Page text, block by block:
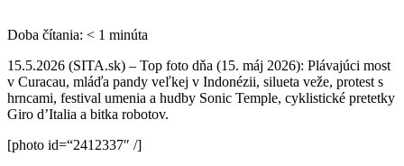
Doba čítania: < 1 minúta
15.5.2026 (SITA.sk) – Top foto dňa (15. máj 2026): Plávajúci most
v Curacau, mláďa pandy veľkej v Indonézii, silueta veže, protest s
hrncami, festival umenia a hudby Sonic Temple, cyklistické pretetky
Giro d’Italia a bitka robotov.
[photo id=“2412337″ /]